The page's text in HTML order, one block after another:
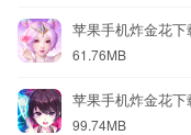
苹果手机炸金花
61.76MB
苹果手机炸金花
99.74MB